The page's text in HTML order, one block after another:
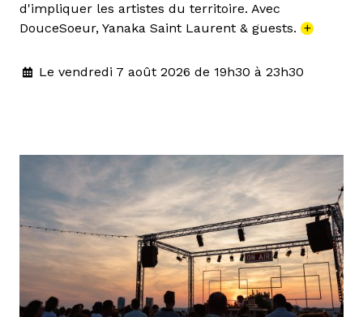
d'impliquer les artistes du territoire. Avec
DouceSoeur, Yanaka Saint Laurent & guests. +
Le vendredi 7 août 2026 de 19h30 à 23h30